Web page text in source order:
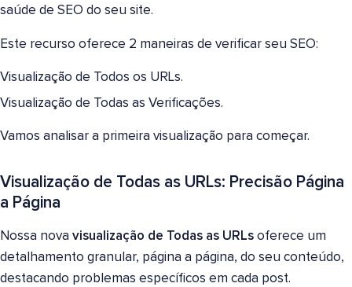
saúde de SEO do seu site.
Este recurso oferece 2 maneiras de verificar seu SEO:
Visualização de Todos os URLs.
Visualização de Todas as Verificações.
Vamos analisar a primeira visualização para começar.
Visualização de Todas as URLs: Precisão Página
a Página
Nossa nova visualização de Todas as URLs oferece um
detalhamento granular, página a página, do seu conteúdo,
destacando problemas específicos em cada post.